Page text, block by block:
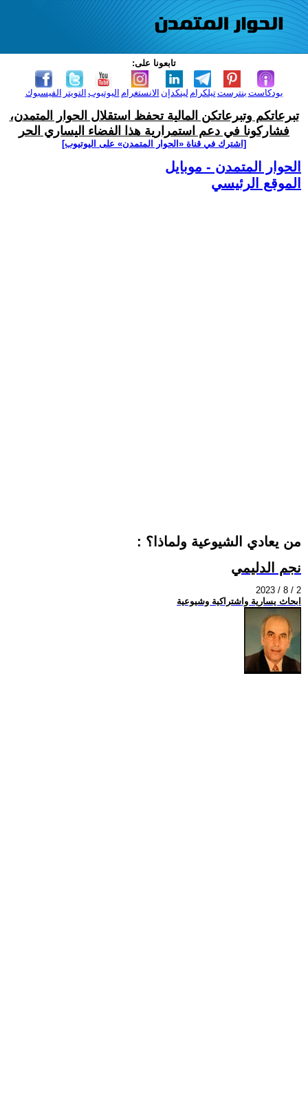
تابعونا على:
الفيسبوك التويتر اليوتيوب الانستغرام لينكدإن تيلكرامبنترست بودكاست
تبرعاتكم وتبرعاتكن المالية تحفظ استقلال الحوار المتمدن،
فشاركونا في دعم استمرارية هذا الفضاء اليساري الحر
[اشترك في قناة ‫«الحوار المتمدن» على اليوتيوب]
الحوار المتمدن - موبايل
الموقع الرئيسي
: من يعادي الشيوعية ولماذا؟
نجم الدليمي
2023 / 8 / 2
ابحاث يسارية واشتراكية وشيوعية